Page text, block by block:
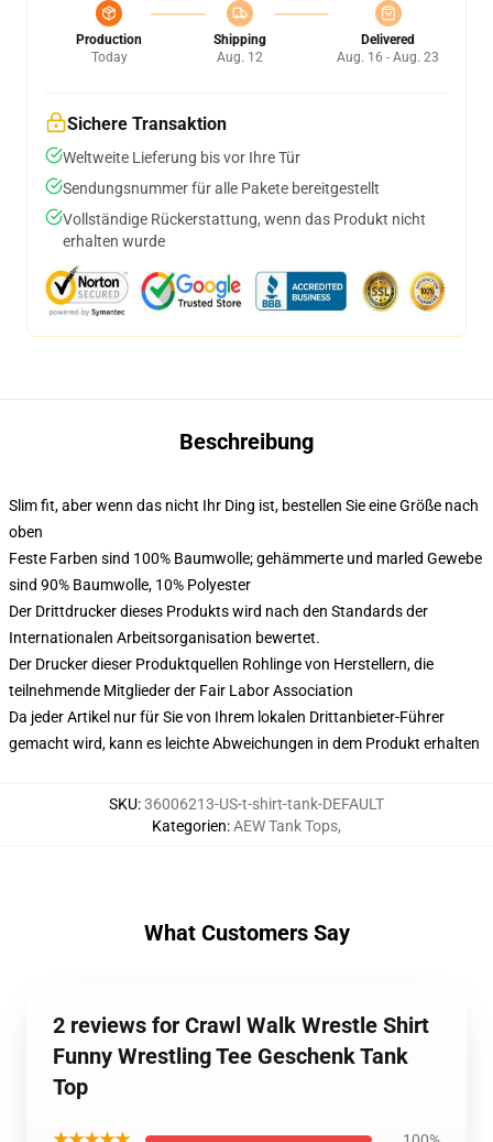
Production
Today
Shipping
Aug. 12
Delivered
Aug. 16 - Aug. 23
Sichere Transaktion
Weltweite Lieferung bis vor Ihre Tür
Sendungsnummer für alle Pakete bereitgestellt
Vollständige Rückerstattung, wenn das Produkt nicht
erhalten wurde
Beschreibung
Slim fit, aber wenn das nicht Ihr Ding ist, bestellen Sie eine Größe nach
oben
Feste Farben sind 100% Baumwolle; gehämmerte und marled Gewebe
sind 90% Baumwolle, 10% Polyester
Der Drittdrucker dieses Produkts wird nach den Standards der
Internationalen Arbeitsorganisation bewertet.
Der Drucker dieser Produktquellen Rohlinge von Herstellern, die
teilnehmende Mitglieder der Fair Labor Association
Da jeder Artikel nur für Sie von Ihrem lokalen Drittanbieter-Führer
gemacht wird, kann es leichte Abweichungen in dem Produkt erhalten
SKU:36006213-US-t-shirt-tank-DEFAULT
Kategorien:AEW Tank Tops,
What Customers Say
2 reviews for Crawl Walk Wrestle Shirt
Funny Wrestling Tee Geschenk Tank
Top